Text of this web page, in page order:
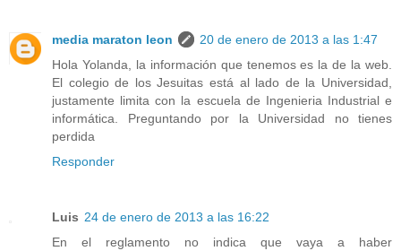
media maraton leon
20 de enero de 2013 a las 1:47
Hola Yolanda, la información que tenemos es la de la web.
El colegio de los Jesuitas está al lado de la Universidad,
justamente limita con la escuela de Ingenieria Industrial e
informática. Preguntando por la Universidad no tienes
perdida
Responder
Luis 24 de enero de 2013 a las 16:22
En el reglamento no indica que vaya a haber